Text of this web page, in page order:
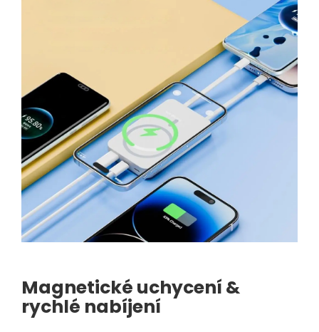
Magnetické uchycení &
rychlé nabíjení